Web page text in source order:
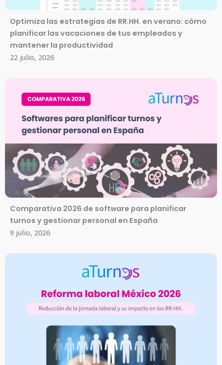
Optimiza las estrategias de RR.HH. en verano: cómo
planificar las vacaciones de tus empleados y
mantener la productividad
22 julio, 2026
Comparativa 2026 de software para planificar
turnos y gestionar personal en España
9 julio, 2026